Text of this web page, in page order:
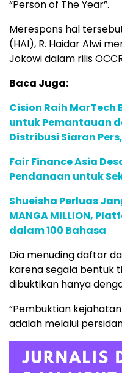
“Person of The Year”.
Merespons hal
(HAI), R. Haidar Alwi
Jokowi dalam rilis
Baca Juga:
Cision Raih
untuk Pemantauan
Distribusi Siaran
Fair Finance Asia
Pendanaan untuk
Shueisha Perluas
MANGA MILLION,
dalam 100 Bahasa
Dia menuding daftar
karena segala bentuk
dibuktikan hanya
“Pembuktian
adalah melalui